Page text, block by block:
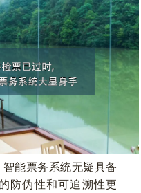
能票务系统无疑具备
防伪性和可追溯性更